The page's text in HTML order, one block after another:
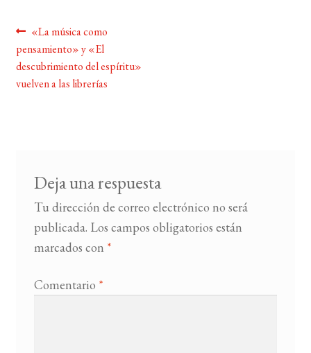
Navegación
de
entradas
Anterior:
«La música como
pensamiento» y «El
descubrimiento del espíritu»
vuelven a las librerías
Deja una respuesta
Tu dirección de correo electrónico no será
publicada. Los campos obligatorios están
marcados con *
Comentario *